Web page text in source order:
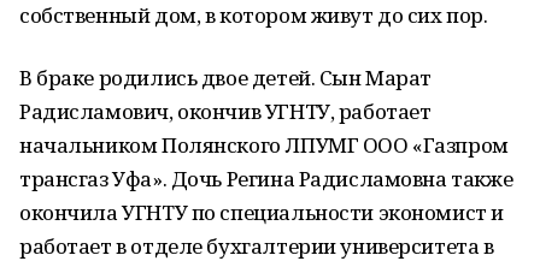
собственный дом, в котором живут до сих пор.
В браке родились двое детей. Сын Марат
Радисламович, окончив УГНТУ, работает
начальником Полянского ЛПУМГ ООО «Газпром
трансгаз Уфа». Дочь Регина Радисламовна также
окончила УГНТУ по специальности экономист и
работает в отделе бухгалтерии университета в